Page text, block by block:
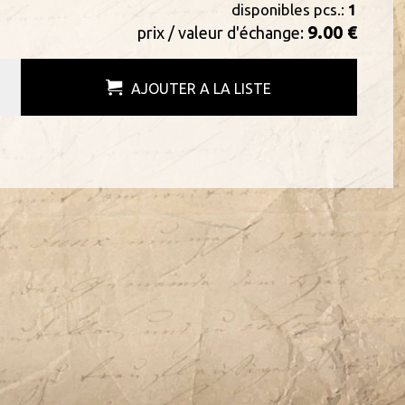
disponibles pcs.: 1
prix / valeur d'échange: 9.00 €
AJOUTER A LA LISTE